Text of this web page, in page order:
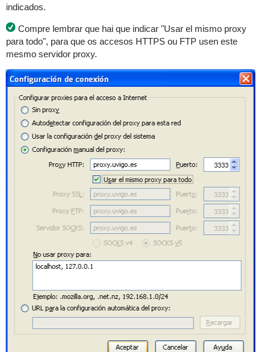
indicados.
Compre lembrar que hai que indicar "Usar el mismo proxy
para todo", para que os accesos HTTPS ou FTP usen este
mesmo servidor proxy.